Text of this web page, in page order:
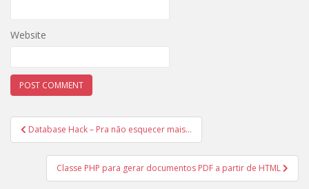
Website
Post
navigation
Database Hack – Pra não esquecer mais…
Classe PHP para gerar documentos PDF a partir de HTML